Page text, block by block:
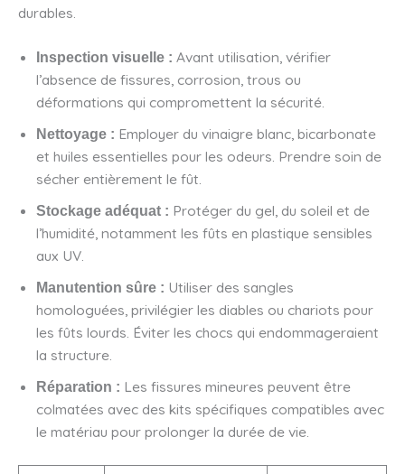
durables.
Inspection visuelle : Avant utilisation, vérifier
l’absence de fissures, corrosion, trous ou
déformations qui compromettent la sécurité.
Nettoyage : Employer du vinaigre blanc, bicarbonate
et huiles essentielles pour les odeurs. Prendre soin de
sécher entièrement le fût.
Stockage adéquat : Protéger du gel, du soleil et de
l’humidité, notamment les fûts en plastique sensibles
aux UV.
Manutention sûre : Utiliser des sangles
homologuées, privilégier les diables ou chariots pour
les fûts lourds. Éviter les chocs qui endommageraient
la structure.
Réparation : Les fissures mineures peuvent être
colmatées avec des kits spécifiques compatibles avec
le matériau pour prolonger la durée de vie.